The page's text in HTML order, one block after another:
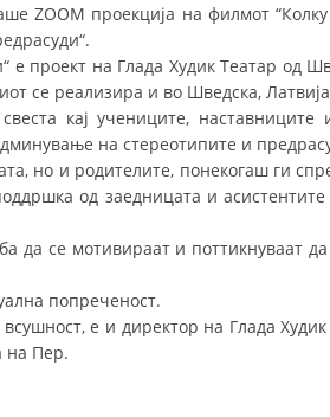
РАКОВОДЕН
СТРУКТУРА И
СОЦИЈАЛНО
ZOOM проекција на филмот
е проект на Глада Худик Театар од
се реализира и во Шведска, Латвија
кај учениците, наставниците
на стереотипите и
но и родителите, понекогаш ги
од заедницата и
да се мотивираат и поттикнуваат
попреченост.
е и директор на Глада
на Пер.